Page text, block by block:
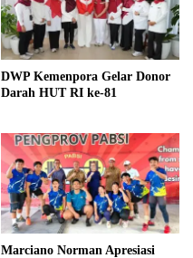
DWP Kemenpora Gelar Donor
Darah HUT RI ke-81
Marciano Norman Apresiasi